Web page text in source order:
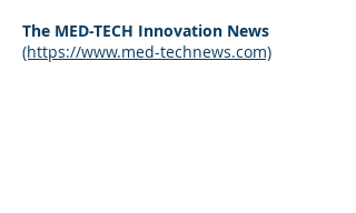
The MED-TECH Innovation News
(https://www.med-technews.com)